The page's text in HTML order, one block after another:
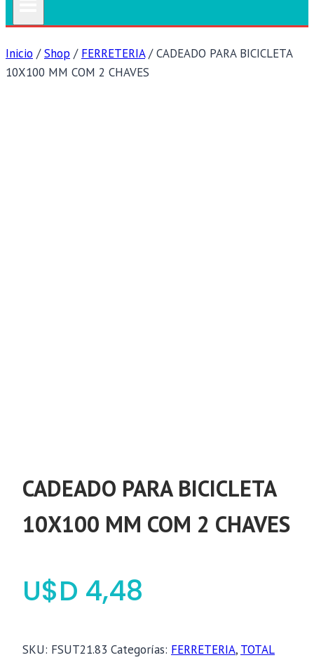
Inicio / Shop / FERRETERIA / CADEADO PARA BICICLETA
10X100 MM COM 2 CHAVES
CADEADO PARA BICICLETA
10X100 MM COM 2 CHAVES
$ 4,48
SKU: FSUT21.83 Categorías: FERRETERIA, TOTAL